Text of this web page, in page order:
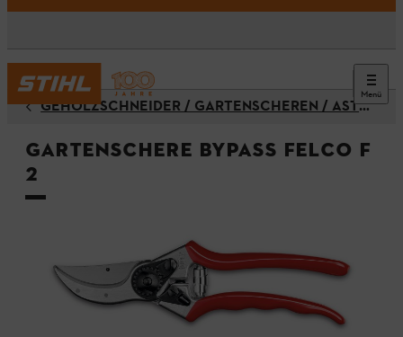
Menü
GEHÖLZSCHNEIDER / GARTENSCHEREN / ASTSCHEREN / ASTSÄGEN
Gartenschere Bypass FELCO F
2